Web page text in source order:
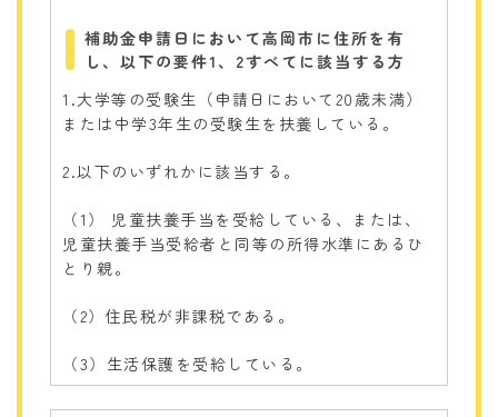
補助金申請日において高岡市に住所を有
し、以下の要件1、2すべてに該当する方
1.大学等の受験生（申請日において20歳未満）
または中学3年生の受験生を扶養している。
2.以下のいずれかに該当する。
（1） 児童扶養手当を受給している、または、
児童扶養手当受給者と同等の所得水準にあるひ
とり親。
（2）住民税が非課税である。
（3）生活保護を受給している。